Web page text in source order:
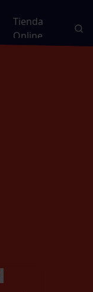
Tienda
Online